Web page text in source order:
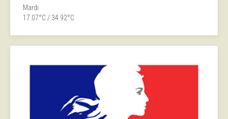
Mardi
17.07°C / 34.92°C